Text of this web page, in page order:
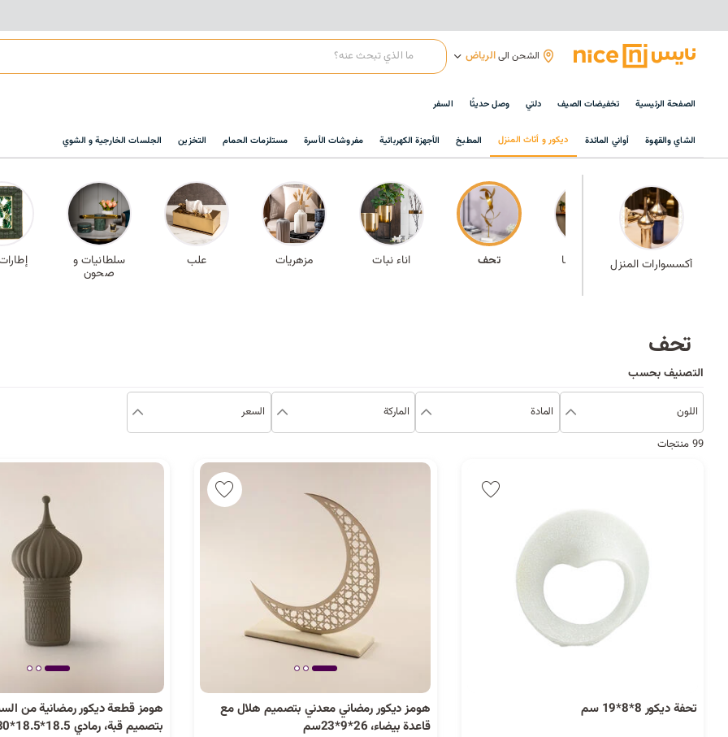
الشحن الىالرياض
الصفحة الرئيسية تخفيضات الصيف دلتي وصل حديثًا السفر
الشاي والقهوة أواني المائدة ديكور و أثاث المنزل المطبخ الأجهزة الكهربائية مفروشات الأسرة مستلزمات الحمام التخزين الجلسات الخارجية و الشوي
أكسسوارات المنزلالأكثر مبيعًا تحف اناء نبات مزهريات علب سلطانيات و
صحون
تحف
التصنيف بحسب
اللون المادة الماركة
السعر
99 منتجات
تحفة ديكور 8*8*19 سم
هومز ديكور رمضاني معدني بتصميم هلال مع
قاعدة بيضاء، 26*9*23سم
هومز قطعة ديكور رمضانية من
بتصميم قبة، رمادي 18.5*18.5*30سم